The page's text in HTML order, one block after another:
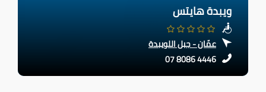
ويبدة هايتس
عمّان - جبل اللويبدة
07 8086 4446